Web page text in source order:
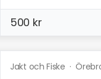
500 kr
Jakt och Fiske ·